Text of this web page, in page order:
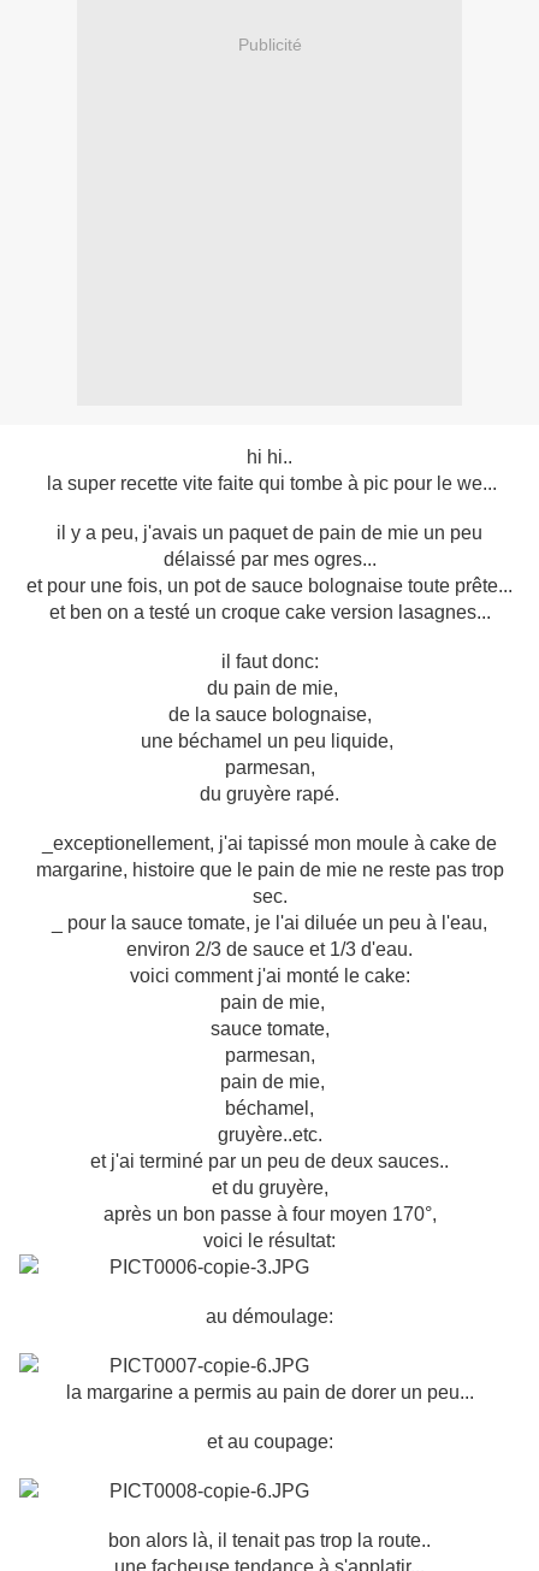
Publicité
hi hi..
la super recette vite faite qui tombe à pic pour le we...
il y a peu, j'avais un paquet de pain de mie un peu
délaissé par mes ogres...
et pour une fois, un pot de sauce bolognaise toute prête...
et ben on a testé un croque cake version lasagnes...
il faut donc:
du pain de mie,
de la sauce bolognaise,
une béchamel un peu liquide,
parmesan,
du gruyère rapé.
_exceptionellement, j'ai tapissé mon moule à cake de
margarine, histoire que le pain de mie ne reste pas trop
sec.
_ pour la sauce tomate, je l'ai diluée un peu à l'eau,
environ 2/3 de sauce et 1/3 d'eau.
voici comment j'ai monté le cake:
pain de mie,
sauce tomate,
parmesan,
pain de mie,
béchamel,
gruyère..etc.
et j'ai terminé par un peu de deux sauces..
et du gruyère,
après un bon passe à four moyen 170°,
voici le résultat:
au démoulage:
la margarine a permis au pain de dorer un peu...
et au coupage:
bon alors là, il tenait pas trop la route..